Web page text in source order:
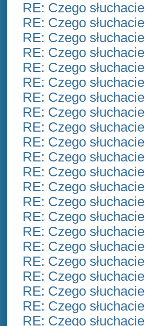
RE: Czego
RE: Czego
RE: Czego
RE: Czego
RE: Czego
RE: Czego
RE: Czego
RE: Czego
RE: Czego
RE: Czego
RE: Czego
RE: Czego
RE: Czego
RE: Czego
RE: Czego
RE: Czego
RE: Czego
RE: Czego
RE: Czego
RE: Czego
RE: Czego
RE: Czego